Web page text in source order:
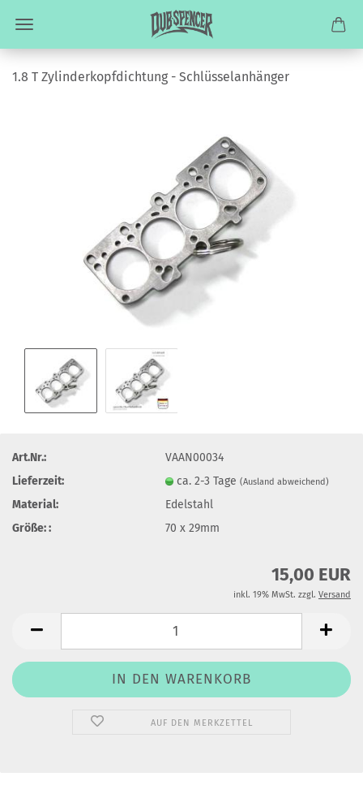
1.8 T Zylinderkopfdichtung - Schlüsselanhänger
Art.Nr.:
VAAN00034
Lieferzeit:
ca. 2-3 Tage(Ausland abweichend)
Material:
Edelstahl
Größe: :
70 x 29mm
15,00 EUR
inkl. 19% MwSt. zzgl. Versand
AUF DEN MERKZETTEL